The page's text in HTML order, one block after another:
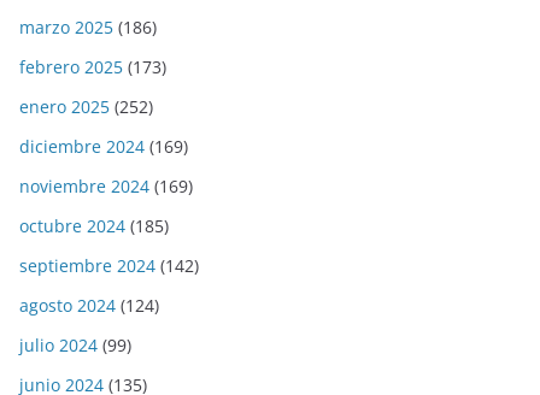
marzo 2025 (186)
febrero 2025 (173)
enero 2025 (252)
diciembre 2024 (169)
noviembre 2024 (169)
octubre 2024 (185)
septiembre 2024 (142)
agosto 2024 (124)
julio 2024 (99)
junio 2024 (135)